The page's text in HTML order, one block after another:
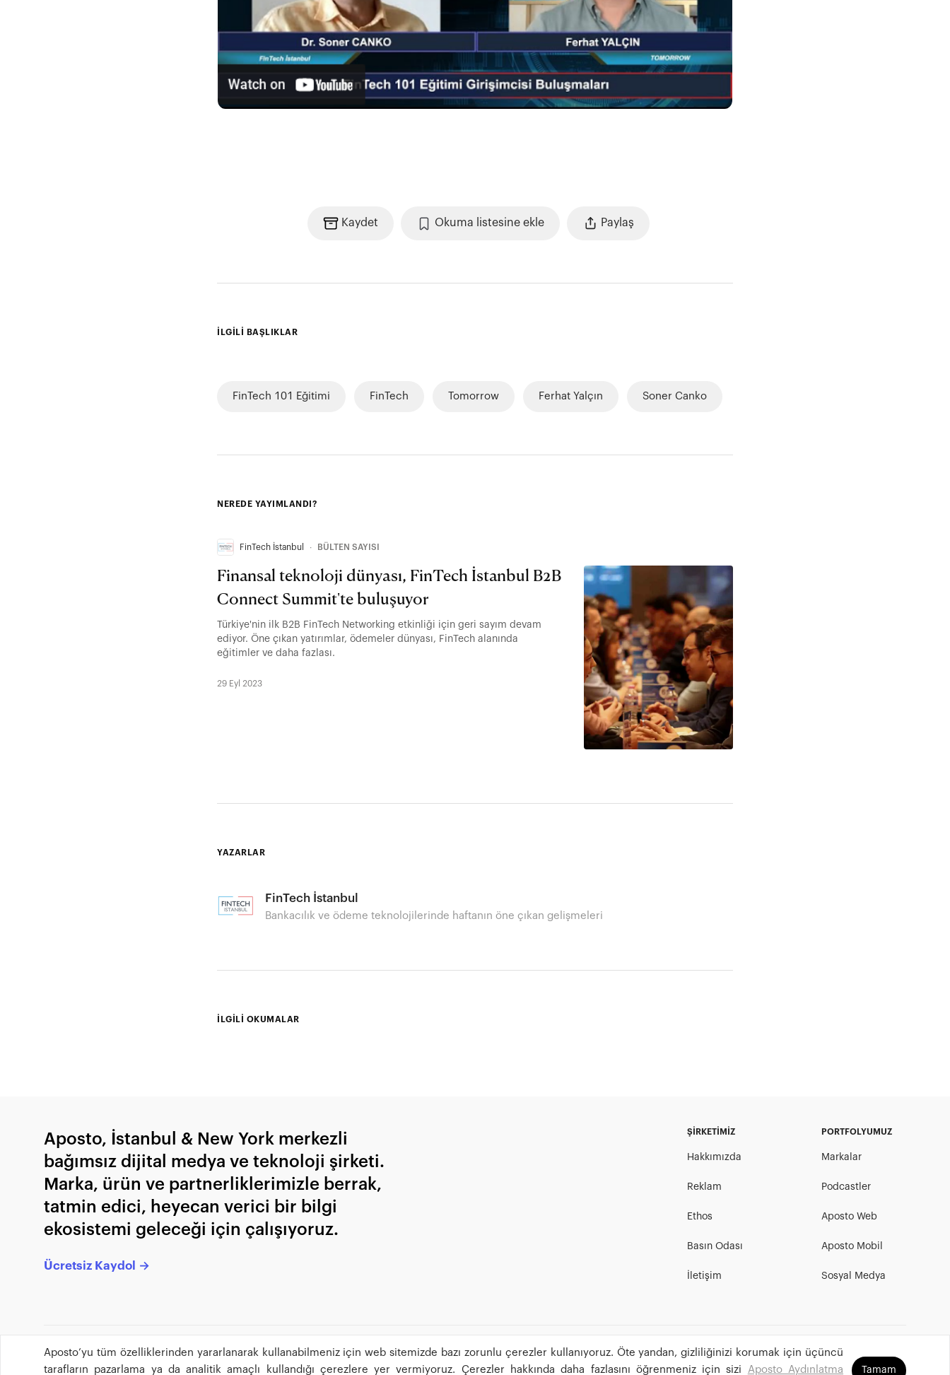
Kaydet Okuma listesine ekle Paylaş
İLGİLİ BAŞLIKLAR
FinTech 101 Eğitimi FinTech Tomorrow Ferhat Yalçın Soner Canko
NEREDE YAYIMLANDI?
FinTech İstanbul ∙ BÜLTEN SAYISI
Finansal teknoloji dünyası, FinTech İstanbul B2B
Connect Summit'te buluşuyor
Türkiye'nin ilk B2B FinTech Networking etkinliği için geri sayım devam
ediyor. Öne çıkan yatırımlar, ödemeler dünyası, FinTech alanında
eğitimler ve daha fazlası.
29 Eyl 2023
YAZARLAR
FinTech İstanbul
Bankacılık ve ödeme teknolojilerinde haftanın öne çıkan gelişmeleri
İLGİLİ OKUMALAR
Aposto, İstanbul & New York merkezli
bağımsız dijital medya ve teknoloji şirketi.
Marka, ürün ve partnerliklerimizle berrak,
tatmin edici, heyecan verici bir bilgi
ekosistemi geleceği için çalışıyoruz.
Ücretsiz Kaydol →
ŞİRKETİMİZ
Hakkımızda
Reklam
Ethos
Basın Odası
İletişim
PORTFOLYUMUZ
Markalar
Podcastler
Aposto Web
Aposto Mobil
Sosyal Medya
Aposto Teknoloji ve Medya Anonim Şirketi
Aposto’yu tüm özelliklerinden yararlanarak kullanabilmeniz için web sitemizde bazı zorunlu çerezler kullanıyoruz. Öte yandan, gizliliğinizi korumak için üçüncü
tarafların pazarlama ya da analitik amaçlı kullandığı çerezlere yer vermiyoruz. Çerezler hakkında daha fazlasını öğrenmeniz için sizi
Aposto Aydınlatma Tamam